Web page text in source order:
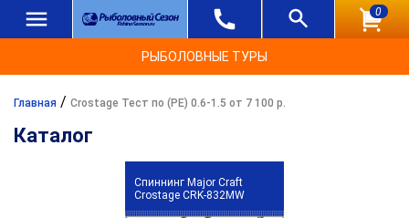
0
РЫБОЛОВНЫЕ ТУРЫ
Главная / Crostage Тест по (РЕ) 0.6-1.5 от 7 100 р.
Каталог
Спиннинг Major Craft
Crostage CRK-832MW